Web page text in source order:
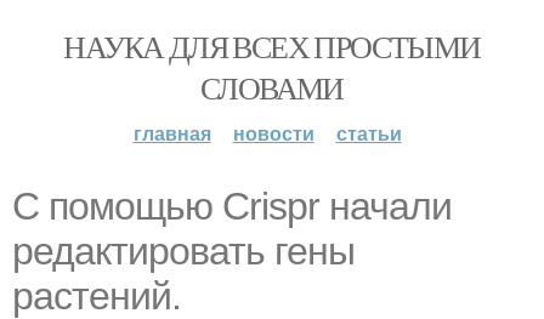
НАУКА ДЛЯ ВСЕХ ПРОСТЫМИ
СЛОВАМИ
главная новости статьи
С помощью Crispr начали
редактировать гены
растений.